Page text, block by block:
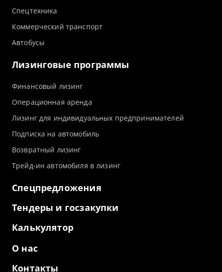
Спецтехника
Коммерческий транспорт
Автобусы
Лизинговые программы
Финансовый лизинг
Операционная аренда
Лизинг для индивидуальных предпринимателей
Подписка на автомобиль
Возвратный лизинг
Трейд-ин автомобиля в лизинг
Спецпредложения
Тендеры и госзакупки
Калькулятор
О нас
Контакты